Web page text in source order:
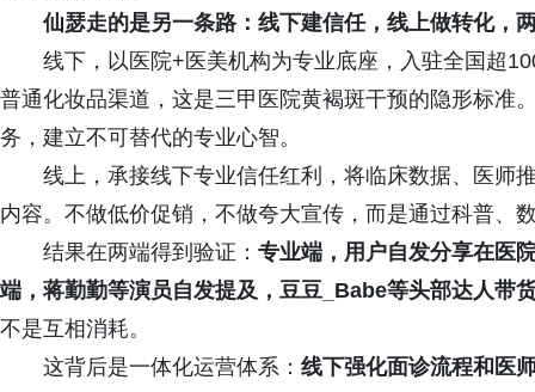
仙瑟走的是另一条路：线下建信任，线上做转化，
线下，以医院+医美机构为专业底座，入驻全国超
普通化妆品渠道，这是三甲医院黄褐斑干预的隐形标准
务，建立不可替代的专业心智。
线上，承接线下专业信任红利，将临床数据、医师
内容。不做低价促销，不做夸大宣传，而是通过科普、
结果在两端得到验证： 专业端，用户自发分享在医
端，蒋勤勤等演员自发提及，豆豆_Babe等头部达人带
不是互相消耗。
这背后是一体化运营体系： 线下强化面诊流程和医